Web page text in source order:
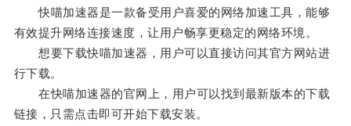
快喵加速器是一款备受用户喜爱的网络加速工具，能够
有效提升网络连接速度，让用户畅享更稳定的网络环境。
想要下载快喵加速器，用户可以直接访问其官方网站进
行下载。
在快喵加速器的官网上，用户可以找到最新版本的下载
链接，只需点击即可开始下载安装。